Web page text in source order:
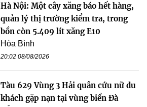
Hà Nội: Một cây xăng báo hết hàng,
quản lý thị trường kiểm tra, trong
bồn còn 5.409 lít xăng E10
Hòa Bình
20:02 08/08/2026
Tàu 629 Vùng 3 Hải quân cứu nữ du
khách gặp nạn tại vùng biển Đà